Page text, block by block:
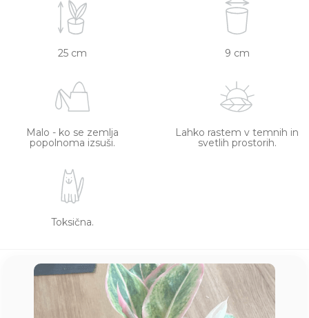
25 cm 9 cm
Malo - ko se zemlja
popolnoma izsuši.
Lahko rastem v temnih in
svetlih prostorih.
Toksična.